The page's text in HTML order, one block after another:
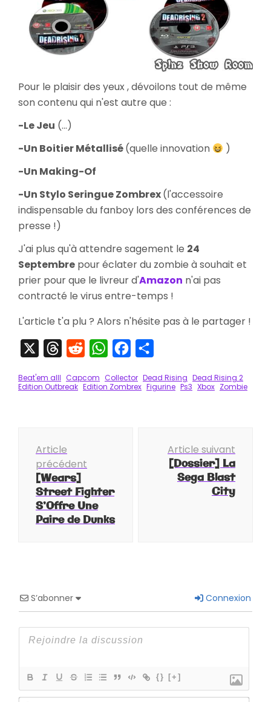
Pour le plaisir des yeux , dévoilons tout de même
son contenu qui n'est autre que :
-Le Jeu (...)
-Un Boitier Métallisé(quelle innovation
)
-Un Making-Of
-Un Stylo Seringue Zombrex(l'accessoire
indispensable du fanboy lors des conférences de
presse !)
J'ai plus qu'à attendre sagement le 24
Septembre pour éclater du zombie à souhait et
prier pour que le livreur d'Amazon n'ai pas
contracté le virus entre-temps !
L'article t'a plu ? Alors n'hésite pas à le partager !
ThreadsRedditWhatsAppFacebook
Beat'em alll Capcom Collector Dead Rising Dead Rising 2
Edition Outbreak Edition Zombrex Figurine Ps3 Xbox Zombie
d'article
Article
précédent
[Wears]
Street Fighter
S’Offre Une
Paire de Dunks
Article suivant
[Dossier] La
Sega Blast
City
S’abonner Connexion
{} [+]